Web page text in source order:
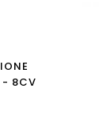
- 8CV